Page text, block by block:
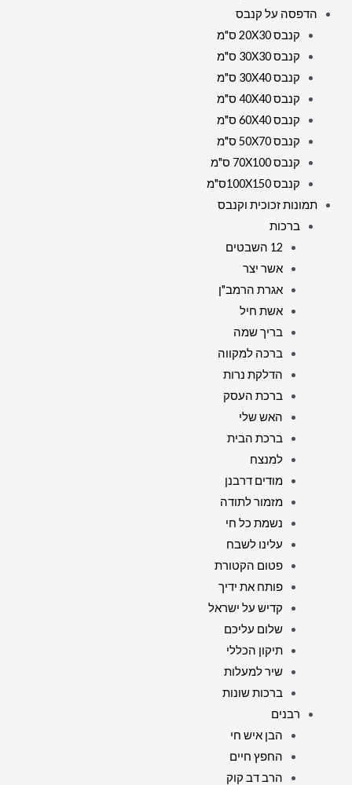
הדפסה על קנבס
קנבס 20X30 ס"מ
קנבס 30X30 ס"מ
קנבס 30X40 ס"מ
קנבס 40X40 ס"מ
קנבס 60X40 ס"מ
קנבס 50X70 ס"מ
קנבס 70X100 ס"מ
קנבס 100X150ס"מ
תמונות זכוכית וקנבס
ברכות
12 השבטים
אשר יצר
אגרת הרמב"ן
אשת חיל
בריך שמה
ברכה למקווה
הדלקת נרות
ברכת העסק
האש שלי
ברכת הבית
למנצח
מודים דרבנן
מזמור לתודה
נשמת כל חי
עלינו לשבח
פטום הקטורת
פותח את ידיך
קדיש על ישראל
שלום עליכם
תיקון הכללי
שיר למעלות
ברכות שונות
רבנים
הבן איש חי
החפץ חיים
הרב דב קוק